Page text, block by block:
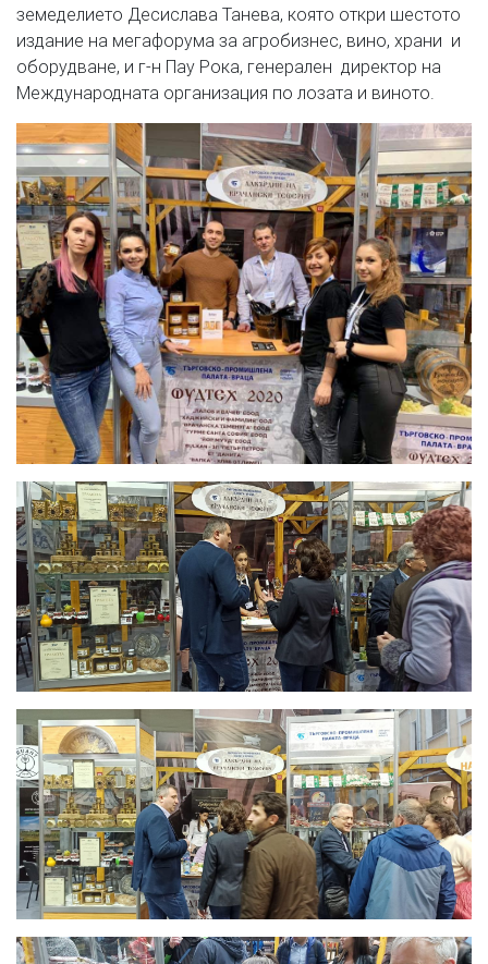
земеделието Десислава Танева, която откри шестото
издание на мегафорума за агробизнес, вино, храни и
оборудване, и г-н Пау Рока, генерален директор на
Международната организация по лозата и виното.